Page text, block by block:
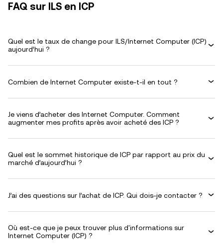
FAQ sur ILS en ICP
Quel est le taux de change pour ILS/Internet Computer (ICP)
aujourd’hui ?
Combien de Internet Computer existe-t-il en tout ?
Je viens d’acheter des Internet Computer. Comment
augmenter mes profits après avoir acheté des ICP ?
Quel est le sommet historique de ICP par rapport au prix du
marché d’aujourd’hui ?
J’ai des questions sur l’achat de ICP. Qui dois-je contacter ?
Où est-ce que je peux trouver plus d'informations sur
Internet Computer (ICP) ?